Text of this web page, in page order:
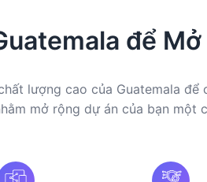
để
lượng cao của Guatemala
mở rộng dự án của bạn một